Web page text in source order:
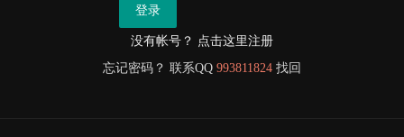
登录
没有帐号？ 点击这里注册
忘记密码？ 联系QQ 993811824 找回